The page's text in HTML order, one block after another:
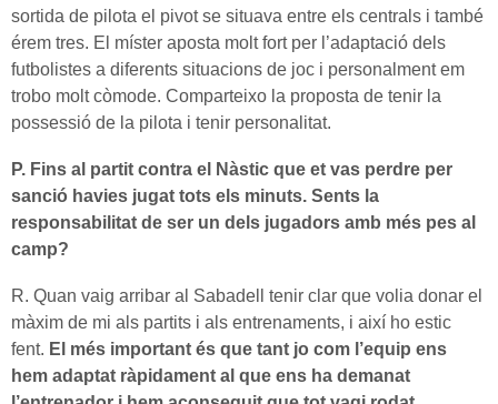
sortida de pilota el pivot se situava entre els centrals i també
érem tres. El míster aposta molt fort per l’adaptació dels
futbolistes a diferents situacions de joc i personalment em
trobo molt còmode. Comparteixo la proposta de tenir la
possessió de la pilota i tenir personalitat.
P. Fins al partit contra el Nàstic que et vas perdre per
sanció havies jugat tots els minuts. Sents la
responsabilitat de ser un dels jugadors amb més pes al
camp?
R. Quan vaig arribar al Sabadell tenir clar que volia donar el
màxim de mi als partits i als entrenaments, i així ho estic
fent. El més important és que tant jo com l’equip ens
hem adaptat ràpidament al que ens ha demanat